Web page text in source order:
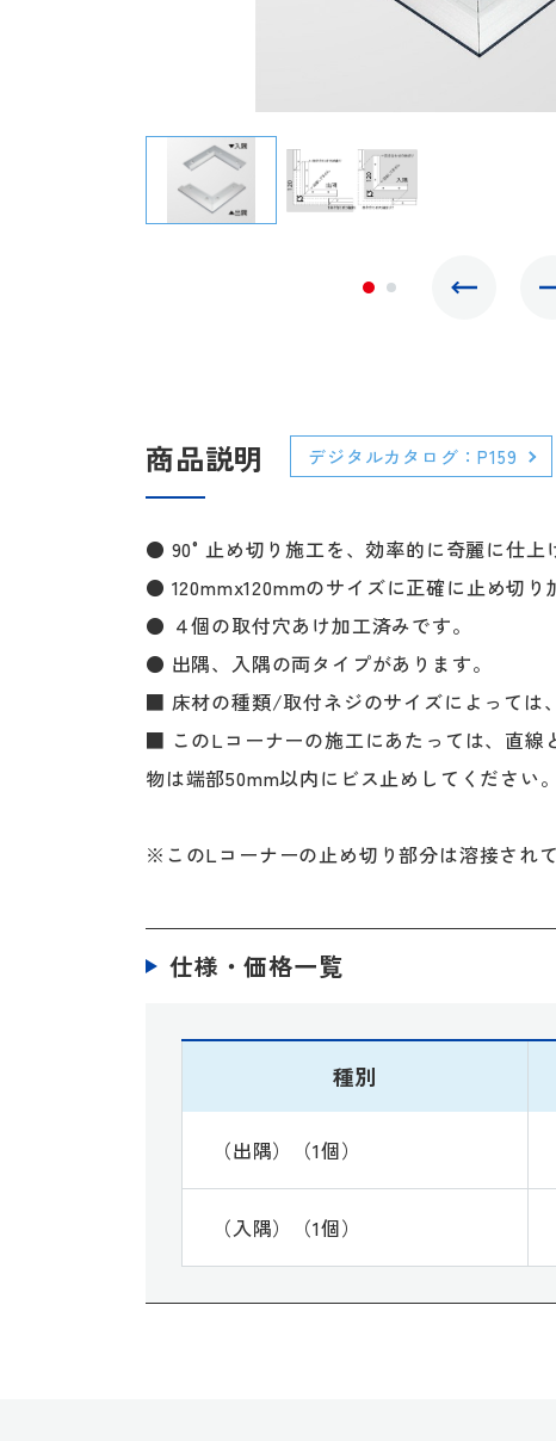
商品説明 デジタルカタログ：P159
● 90°止め切り施工を、効率的に奇麗に仕上
● 120mmx120mmのサイズに正確に止め切
● ４個の取付穴あけ加工済みです。
● 出隅、入隅の両タイプがあります。
■ 床材の種類/取付ネジのサイズによっては
■ このLコーナーの施工にあたっては、直線
物は端部50mm以内にビス止めしてください。
※このLコーナーの止め切り部分は溶接され
仕様・価格一覧
種別
（出隅）（1個）
（入隅）（1個）